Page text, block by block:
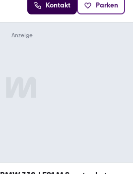
Kontakt Parken